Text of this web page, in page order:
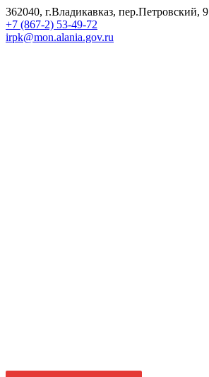
362040, г.Владикавказ, пер.Петровский, 9
+7 (867-2) 53-49-72
irpk@mon.alania.gov.ru